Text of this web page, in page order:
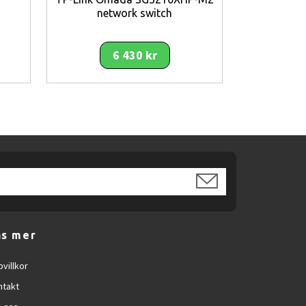
network switch
6 430 kr
mer